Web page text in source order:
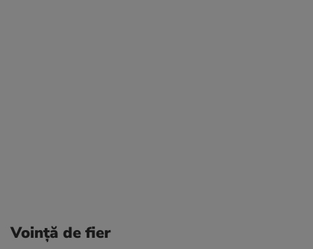
Voință de fier